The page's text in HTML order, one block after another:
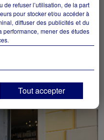
- Bar-Restaurant-
collectivite
de refuser l’utilisation, de la part
pour stocker et/ou accéder à
diffuser des publicités et du
mener des études
fonctionnalités liées à la
traceurs techniquesseront
cliquant sur "Tout accepter",
et les modifier à tout
vos choix" situé en bas de
Tout accepter